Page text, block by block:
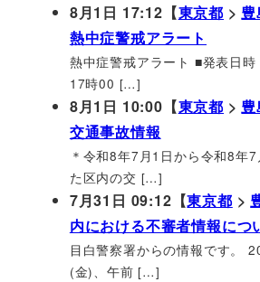
8月1日 17:12【東京都 >豊
熱中症警戒アラート
熱中症警戒アラート ■発表日
17時00 […]
8月1日 10:00【東京都 >豊
交通事故情報
＊令和8年7月1日から令和8年
た区内の交 […]
7月31日 09:12【東京都 >
内における不審者情報につ
目白警察署からの情報です。
(金)、午前 […]